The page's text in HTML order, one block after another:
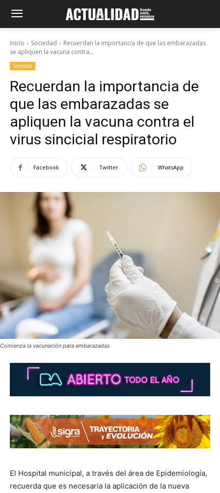
Inicio Sociedad
Recuerdan la importancia de que las embarazadas
se apliquen la vacuna contra...
Sociedad
Recuerdan la importancia de
que las embarazadas se
apliquen la vacuna contra el
virus sincicial respiratorio
Facebook Twitter WhatsApp
Comienza la vacunación para embarazadas
El Hospital municipal, a través del área de Epidemiología,
recuerda que es necesaria la aplicación de la nueva